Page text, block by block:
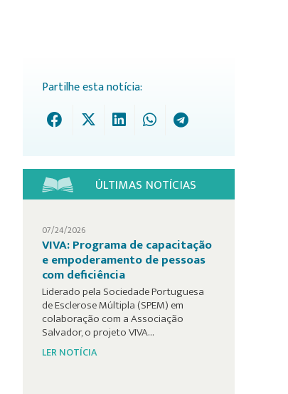
Partilhe esta notícia:
ÚLTIMAS NOTÍCIAS
07/24/2026
VIVA: Programa de capacitação
e empoderamento de pessoas
com deficiência
Liderado pela Sociedade Portuguesa
de Esclerose Múltipla (SPEM) em
colaboração com a Associação
Salvador, o projeto VIVA…
LER NOTÍCIA